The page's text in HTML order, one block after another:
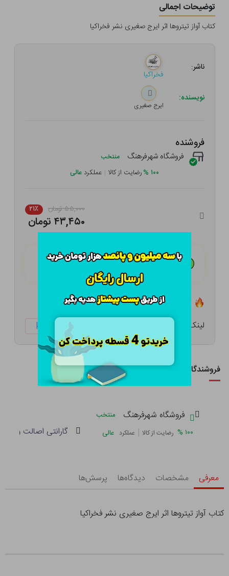
توضیحات اجمالی
کتاب آواز تیتروها اثر ایرج صغیری نشر فخراکیا
ناشر:
فخراکیا
نویسنده:
ایرج صغیری
فروشنده
فروشگاه شهرفرهنگ منتخب
۱۰۰ %رضایت از کالا | عملکرد عالی
۵۵,۰۰۰ تومان ۲۱٪
۴۳,۴۵۰ تومان
هـر قسط با تــرب‌پــی:۱۰,۸۶۳ تومان
لینک کوتاه: ketabtala.com/sbp-26390
فروشندگان این کالا
فروشگاه شهرفرهنگ
منتخب
۱۰۰ % رضایت از کالا | عملکرد عالی گارانتی اصالت و
معرفی مشخصات دیدگاه‌ها پرسش‌ها
کتاب آواز تیتروها اثر ایرج صغیری نشر فخراکیا